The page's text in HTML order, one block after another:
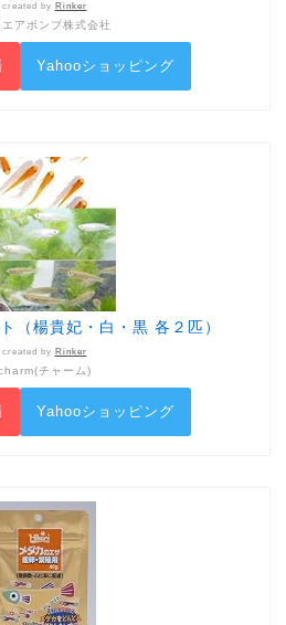
created by Rinker
アポンプ株式会社
Yahooショッピング
（楊貴妃・白・黒 各２匹）
created by Rinker
チャーム)
Yahooショッピング